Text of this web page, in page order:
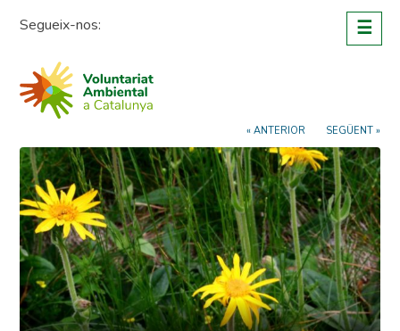
Segueix-nos: ☰
« ANTERIOR SEGÜENT »